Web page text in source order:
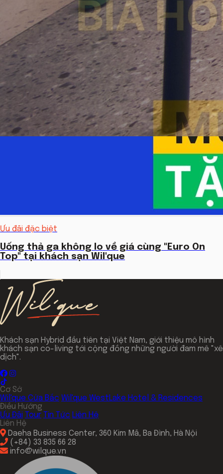
Ưu đãi đặc biệt mừng khai trương
Ưu đãi đặc biệt
Uống thả ga không lo về giá cùng "Euro On
Top" tại khách sạn Wil'que
Khách sạn Hybrid đầu tiên tại Việt Nam, giới thiệu mô hình
khách sạn co-living tới cộng đồng những người đam mê "xê
dịch".
Cơ Sở
Wil'que Cửa Bắc Wil'que WestLake Hotel & Residences
Điều Hướng
Ưu Đãi Tour Tin Tức Liên Hệ
Liên Hệ
Daeha Business Center, 360 Kim Mã, Ba Đình, Hà Nội
(+84) 33 835 66 28
info@wilque.vn